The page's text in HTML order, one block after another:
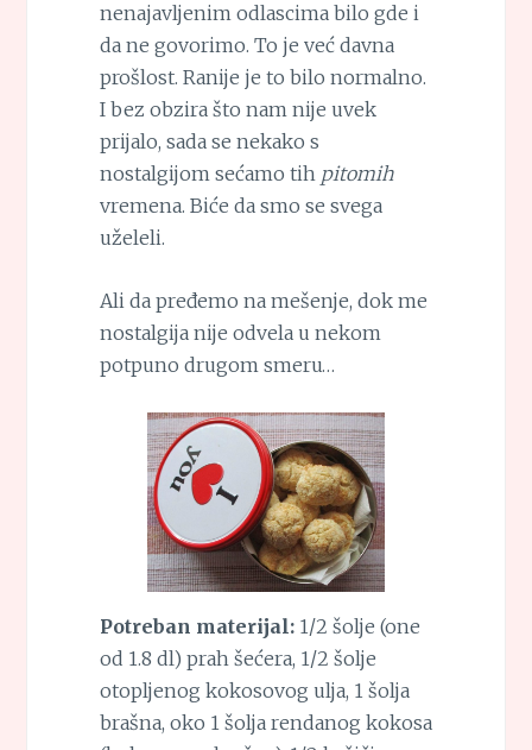
nenajavljenim odlascima bilo gde i
da ne govorimo. To je već davna
prošlost. Ranije je to bilo normalno.
I bez obzira što nam nije uvek
prijalo, sada se nekako s
nostalgijom sećamo tih pitomih
vremena. Biće da smo se svega
uželeli.
Ali da pređemo na mešenje, dok me
nostalgija nije odvela u nekom
potpuno drugom smeru…
Potreban materijal: 1/2 šolje (one
od 1.8 dl) prah šećera, 1/2 šolje
otopljenog kokosovog ulja, 1 šolja
brašna, oko 1 šolja rendanog kokosa